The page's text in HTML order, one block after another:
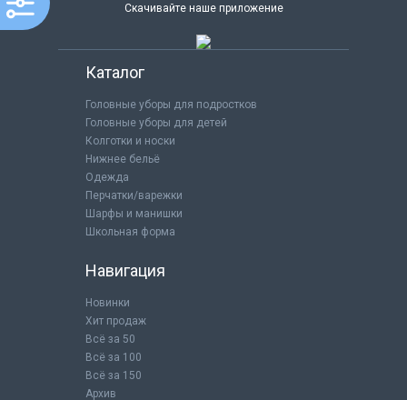
Скачивайте наше приложение
Каталог
Головные уборы для подростков
Головные уборы для детей
Колготки и носки
Нижнее бельё
Одежда
Перчатки/варежки
Шарфы и манишки
Школьная форма
Навигация
Новинки
Хит продаж
Всё за 50
Всё за 100
Всё за 150
Архив